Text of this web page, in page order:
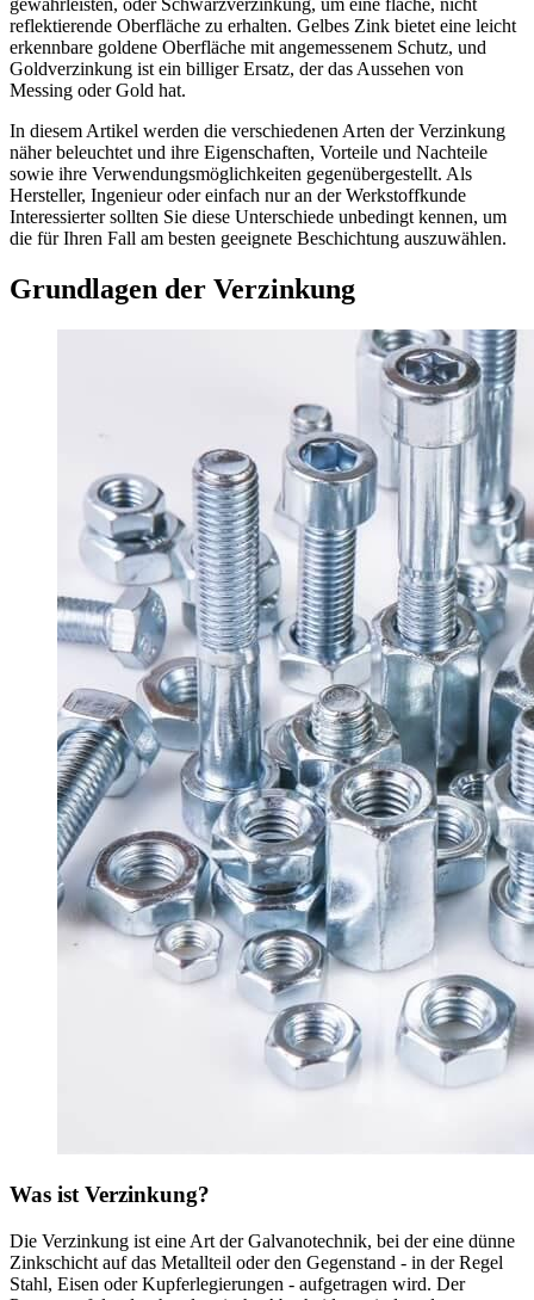
gewährleisten, oder Schwarzverzinkung, um eine flache, nicht
reflektierende Oberfläche zu erhalten. Gelbes Zink bietet eine leicht
erkennbare goldene Oberfläche mit angemessenem Schutz, und
Goldverzinkung ist ein billiger Ersatz, der das Aussehen von
Messing oder Gold hat.
In diesem Artikel werden die verschiedenen Arten der Verzinkung
näher beleuchtet und ihre Eigenschaften, Vorteile und Nachteile
sowie ihre Verwendungsmöglichkeiten gegenübergestellt. Als
Hersteller, Ingenieur oder einfach nur an der Werkstoffkunde
Interessierter sollten Sie diese Unterschiede unbedingt kennen, um
die für Ihren Fall am besten geeignete Beschichtung auszuwählen.
Grundlagen der Verzinkung
Was ist Verzinkung?
Die Verzinkung ist eine Art der Galvanotechnik, bei der eine dünne
Zinkschicht auf das Metallteil oder den Gegenstand - in der Regel
Stahl, Eisen oder Kupferlegierungen - aufgetragen wird. Der